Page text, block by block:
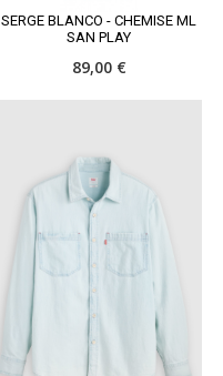
SERGE BLANCO - CHEMISE ML
SAN PLAY
89,00 €